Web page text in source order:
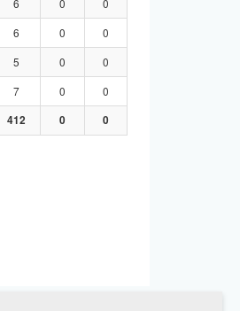
6 0
0
6 0
0
5 0
0
7 0
0
412 0 0